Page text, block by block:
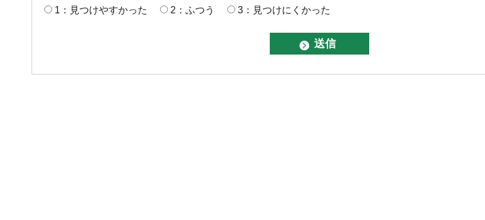
1：見つけやすかった
2：ふつう 3：見つけにくかった